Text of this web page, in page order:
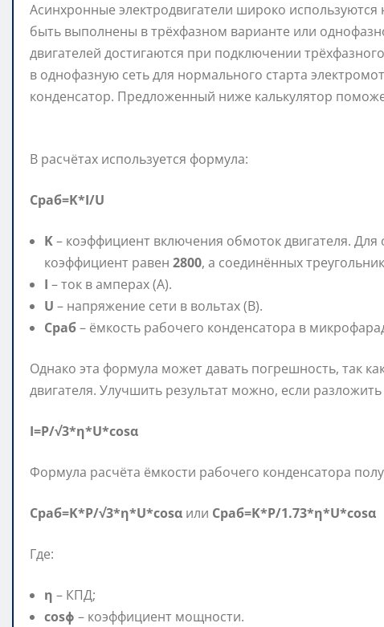
Асинхронные электродвигатели широко
быть выполнены в трёхфазном варианте или
двигателей достигаются при подключении
в однофазную сеть для нормального старта
конденсатор. Предложенный ниже калькулятор
В расчётах используется формула:
Cраб=K*I/U
K– коэффициент включения обмоток двигателя.
коэффициент равен 2800, а соединённых
I – ток в амперах (А).
U – напряжение сети в вольтах (В).
Cраб– ёмкость рабочего конденсатора в
Однако эта формула может давать погрешность, так
двигателя. Улучшить результат можно, если
I=P/√3*η*U*cosα
Формула расчёта ёмкости рабочего конденсатора
Cраб=K*P/√3*η*U*cosα или Cраб=K*P/1.73*η*U*cosα
Где:
η – КПД;
cosϕ – коэффициент мощности.